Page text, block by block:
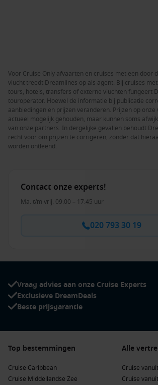
Voor Cruise Only afvaarten en cruises met een door
vlucht treedt Dreamlines op als agent. Bij cruises
tours, hotels, transfers of externe vluchten fungeert
touroperator. Hoewel de informatie bij publicatie
aanbiedingen en prijzen veranderen. Prijzen op onze
actueel mogelijk gehouden, maar kunnen soms
van onze partners. In dergelijke gevallen behoudt
recht voor om prijzen te corrigeren, zonder dat
worden ontleend.
Contact onze experts!
Ma. t/m vrij. 09:00 – 17:45 uur
020 793 30 19
Vraag advies aan onze Cruise Experts
Exclusieve DreamDeals
Beste prijsgarantie
Top bestemmingen
Cruise Caribbean
Cruise Middellandse Zee
Alle
Cruise
Cruise